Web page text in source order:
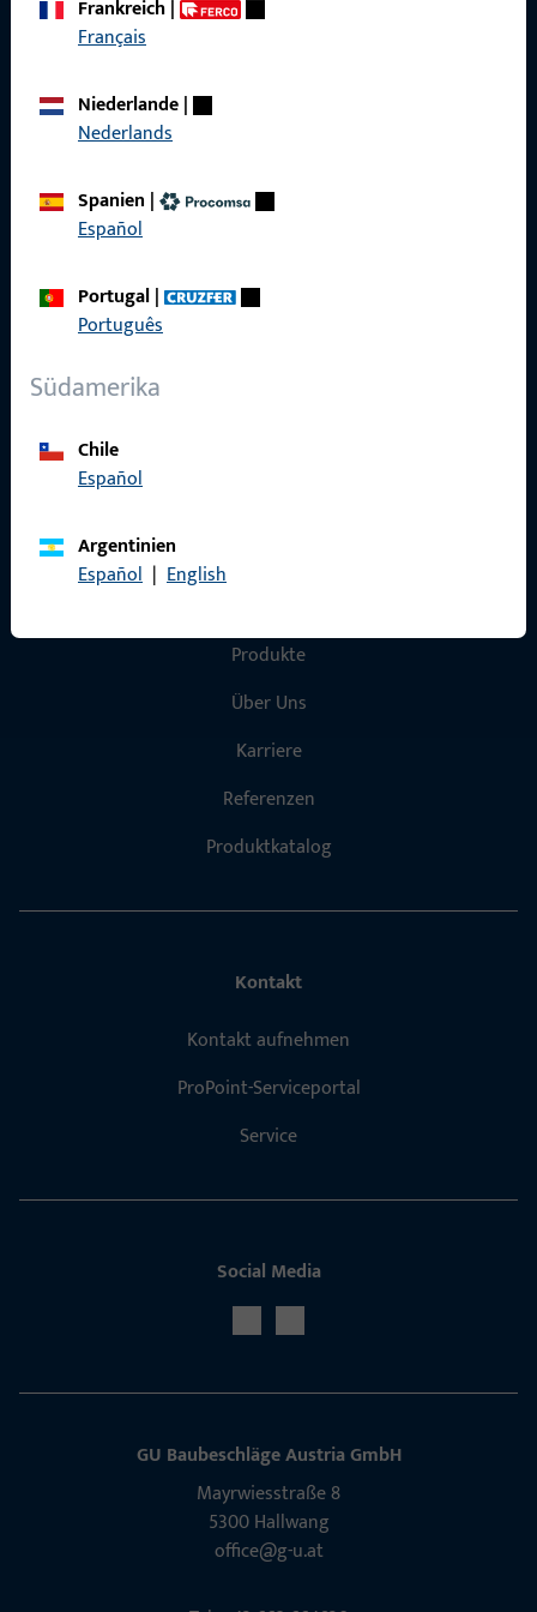
zuverlässig.
Kontaktieren Sie uns
Frankreich|
Français
Niederlande|
Nederlands
Spanien |
Español
Portugal|
Português
Südamerika
Chile
Español
Argentinien
Español | English
Allgemeines
Produkte
Über Uns
Karriere
Referenzen
Produktkatalog
Kontakt
Kontakt aufnehmen
ProPoint-Serviceportal
Service
Social Media
GU Baubeschläge Aus­tria GmbH
Mayrwies­straße 8
5300 Hall­wang
office@g-u.at